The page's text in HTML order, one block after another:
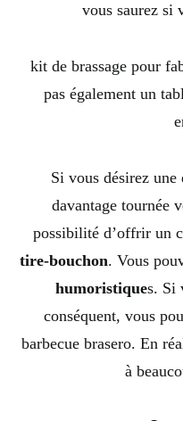
vous saurez si
kit de brassage pour
pas également un
Si vous désirez
davantage tournée
possibilité d’offrir un
tire-bouchon. Vous
humoristiques. Si
conséquent, vous
barbecue brasero. En
à